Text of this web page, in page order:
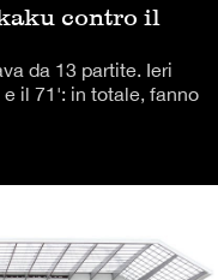
contro il
da 13 partite. Ieri
il 71': in totale, fanno